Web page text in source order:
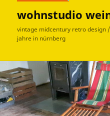
wohnstudio
vintage midcentury retro design
jahre in nürnberg